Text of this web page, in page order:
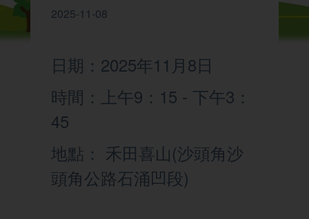
家校聯繫
2025-11-08
日期：2025年11月8日
時間：上午9：15 - 下午3：
45
地點： 禾田喜山(沙頭角沙
頭角公路石涌凹段)